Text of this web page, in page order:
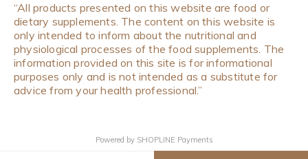
“All products presented on this website are food or
dietary supplements. The content on this website is
only intended to inform about the nutritional and
physiological processes of the food supplements. The
information provided on this site is for informational
purposes only and is not intended as a substitute for
advice from your health professional.”
Powered by SHOPLINE Payments